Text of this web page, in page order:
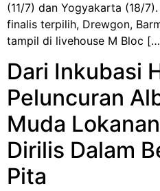
(11/7) dan Yogyakarta (18/
finalis terpilih, Drewgon,
tampil di livehouse M Bloc
Dari Inkubasi
Peluncuran
Muda
Dirilis Dalam
Pita